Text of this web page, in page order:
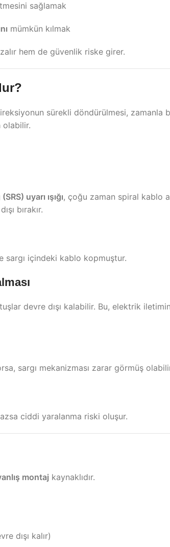
sağlamak
mümkün kılmak
hem de güvenlik riske girer.
sürekli döndürülmesi, zamanla
olabilir.
uyarı ışığı, çoğu zaman spiral kablo
bırakır.
sargı içindeki kablo kopmuştur.
devre dışı kalabilir. Bu, elektrik
sargı mekanizması zarar görmüş
ciddi yaralanma riski oluşur.
montaj kaynaklıdır.
dışı kalır)